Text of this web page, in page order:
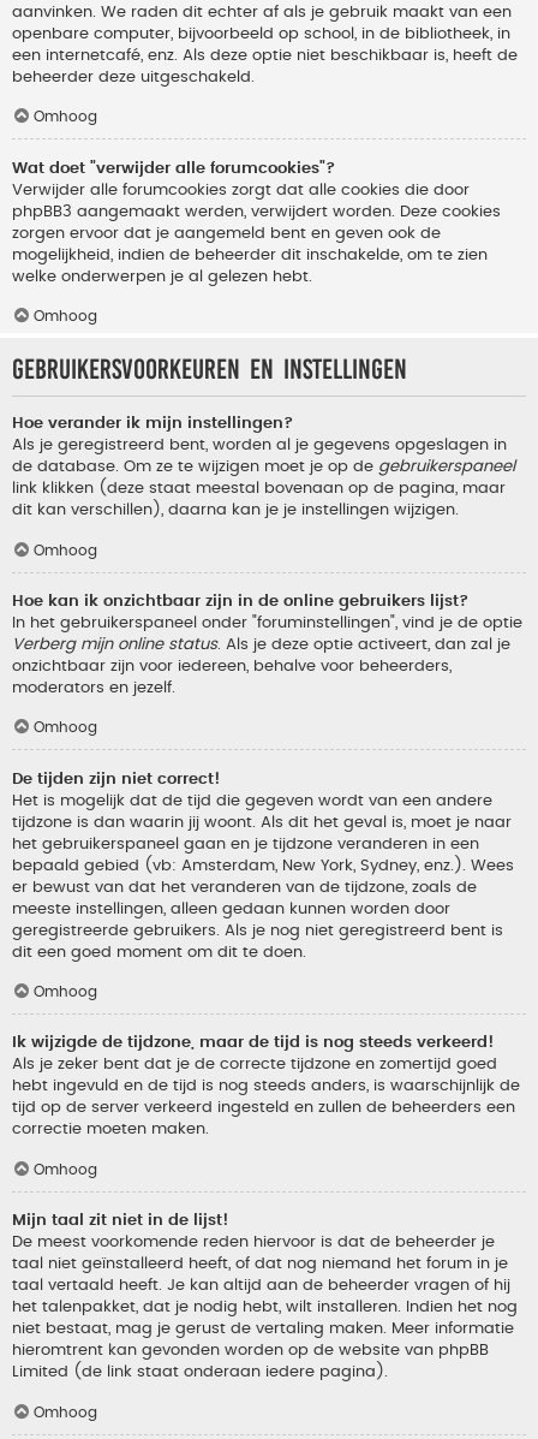
aanvinken. We raden dit echter af als je gebruik maakt van een
openbare computer, bijvoorbeeld op school, in de bibliotheek, in
een internetcafé, enz. Als deze optie niet beschikbaar is, heeft de
beheerder deze uitgeschakeld.
Omhoog
Wat doet "verwijder alle forumcookies"?
Verwijder alle forumcookies zorgt dat alle cookies die door
phpBB3 aangemaakt werden, verwijdert worden. Deze cookies
zorgen ervoor dat je aangemeld bent en geven ook de
mogelijkheid, indien de beheerder dit inschakelde, om te zien
welke onderwerpen je al gelezen hebt.
Omhoog
Gebruikersvoorkeuren en instellingen
Hoe verander ik mijn instellingen?
Als je geregistreerd bent, worden al je gegevens opgeslagen in
de database. Om ze te wijzigen moet je op de gebruikerspaneel
link klikken (deze staat meestal bovenaan op de pagina, maar
dit kan verschillen), daarna kan je je instellingen wijzigen.
Omhoog
Hoe kan ik onzichtbaar zijn in de online gebruikers lijst?
In het gebruikerspaneel onder "foruminstellingen", vind je de optie
Verberg mijn online status. Als je deze optie activeert, dan zal je
onzichtbaar zijn voor iedereen, behalve voor beheerders,
moderators en jezelf.
Omhoog
De tijden zijn niet correct!
Het is mogelijk dat de tijd die gegeven wordt van een andere
tijdzone is dan waarin jij woont. Als dit het geval is, moet je naar
het gebruikerspaneel gaan en je tijdzone veranderen in een
bepaald gebied (vb: Amsterdam, New York, Sydney, enz.). Wees
er bewust van dat het veranderen van de tijdzone, zoals de
meeste instellingen, alleen gedaan kunnen worden door
geregistreerde gebruikers. Als je nog niet geregistreerd bent is
dit een goed moment om dit te doen.
Omhoog
Ik wijzigde de tijdzone, maar de tijd is nog steeds verkeerd!
Als je zeker bent dat je de correcte tijdzone en zomertijd goed
hebt ingevuld en de tijd is nog steeds anders, is waarschijnlijk de
tijd op de server verkeerd ingesteld en zullen de beheerders een
correctie moeten maken.
Omhoog
Mijn taal zit niet in de lijst!
De meest voorkomende reden hiervoor is dat de beheerder je
taal niet geïnstalleerd heeft, of dat nog niemand het forum in je
taal vertaald heeft. Je kan altijd aan de beheerder vragen of hij
het talenpakket, dat je nodig hebt, wilt installeren. Indien het nog
niet bestaat, mag je gerust de vertaling maken. Meer informatie
hieromtrent kan gevonden worden op de website van phpBB
Limited (de link staat onderaan iedere pagina).
Omhoog